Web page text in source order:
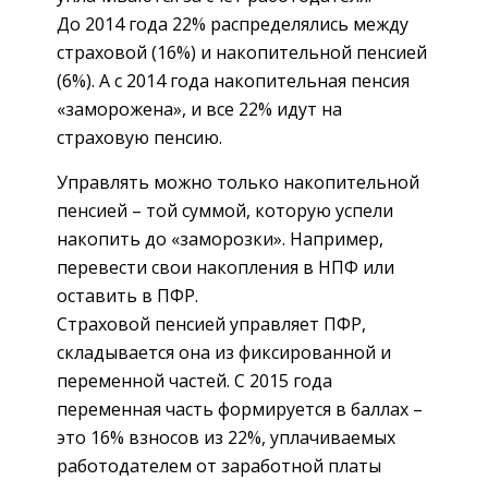
До 2014 года 22% распределялись между
страховой (16%) и накопительной пенсией
(6%). А с 2014 года накопительная пенсия
«заморожена», и все 22% идут на
страховую пенсию.
Управлять можно только накопительной
пенсией – той суммой, которую успели
накопить до «заморозки». Например,
перевести свои накопления в НПФ или
оставить в ПФР.
Страховой пенсией управляет ПФР,
складывается она из фиксированной и
переменной частей. С 2015 года
переменная часть формируется в баллах –
это 16% взносов из 22%, уплачиваемых
работодателем от заработной платы